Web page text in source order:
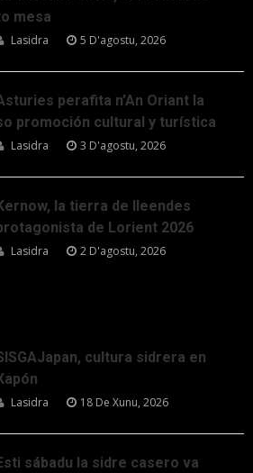
mesa
Lasidra 5 D'agostu, 2026
perafita n’An Oriant la
promoción cultural y turística
Lasidra 3 D'agostu, 2026
la tierra de lleendes
de Lorient 2026
Lasidra 2 D'agostu, 2026
cultura sidrera en
Lasidra 18 De Xunu, 2026
sábadu la sidre casero va